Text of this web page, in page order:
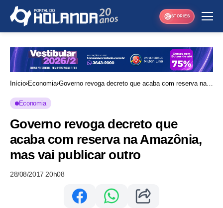
STORIES
Início Economia Governo revoga decreto que acaba com reserva na
Economia
Governo revoga decreto que
acaba com reserva na Amazônia,
mas vai publicar outro
28/08/2017 20h08